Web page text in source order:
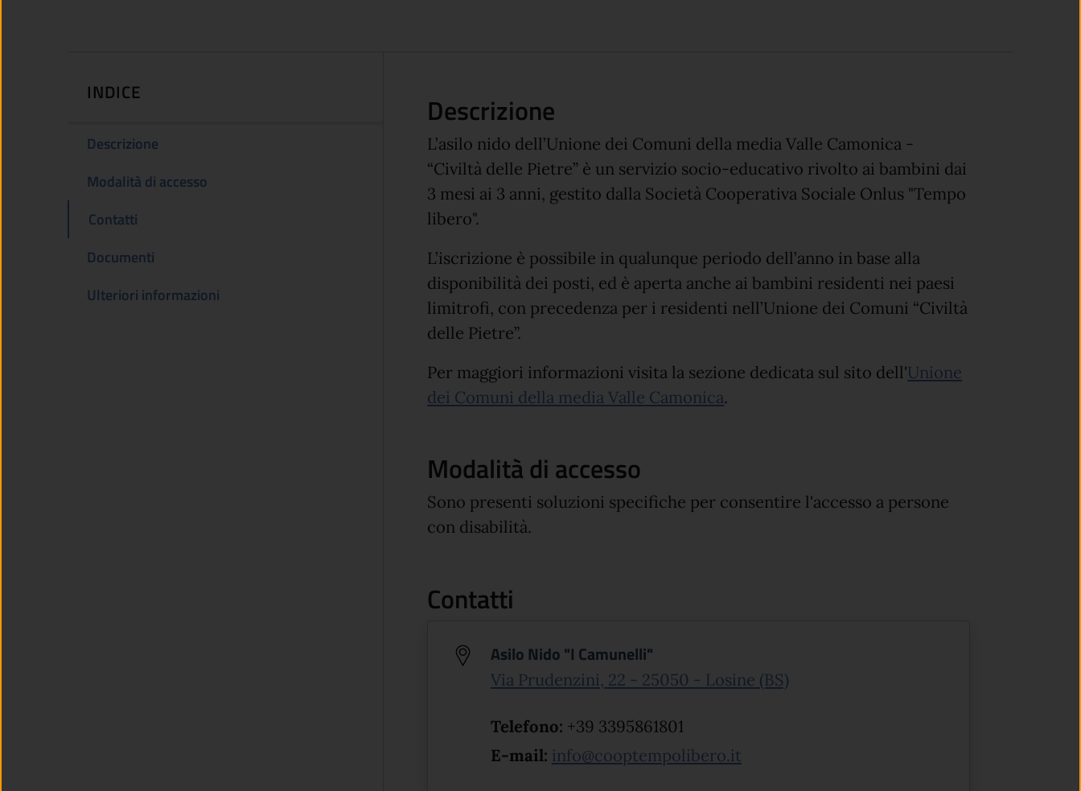
INDICE
Descrizione
Modalità di accesso
Contatti
Documenti
Ulteriori informazioni
Descrizione
L’asilo nido dell’Unione dei Comuni della media Valle Camonica -
“Civiltà delle Pietre” è un servizio socio-educativo rivolto ai bambini dai
3 mesi ai 3 anni, gestito dalla Società Cooperativa Sociale Onlus "Tempo
libero".
L’iscrizione è possibile in qualunque periodo dell’anno in base alla
disponibilità dei posti, ed è aperta anche ai bambini residenti nei paesi
limitrofi, con precedenza per i residenti nell’Unione dei Comuni “Civiltà
delle Pietre”.
Per maggiori informazioni visita la sezione dedicata sul sito dell'Unione
dei Comuni della media Valle Camonica.
Modalità di accesso
Sono presenti soluzioni specifiche per consentire l'accesso a persone
con disabilità.
Contatti
Asilo Nido "I Camunelli"
Via Prudenzini, 22 - 25050 - Losine (BS)(apre in un'altra scheda).
Telefono: +39 3395861801
E-mail: info@cooptempolibero.it